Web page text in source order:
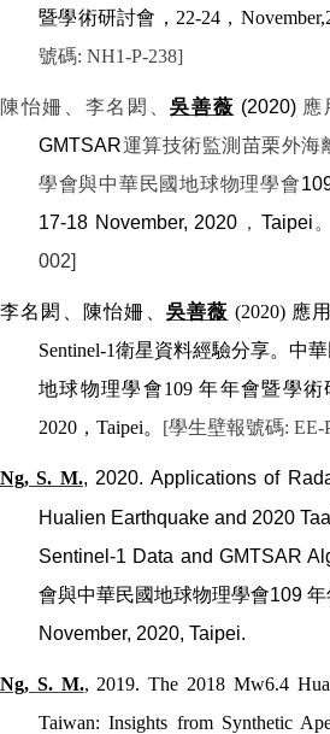
暨學術研討會 ， 22-24，
號碼: NH1-P-238]
陳怡姍、李名閎、吳善薇 (2020) 應
GMTSAR運算技術監測苗栗外海
學會與中華民國地球物理學會
17-18 November, 2020 ， Taipei 。
002]
李名閎、陳怡姍、 吳善薇 (2020) 應用
Sentinel-1衛星資料經驗分享。中
地球物理學會109年年會暨學術
2020 ， Taipei。 [學生壁報號碼: EE-
Ng, S. M., 2020. Applications of
Hualien Earthquake and 2020
Sentinel-1 Data and GMTSAR
會與中華民國地球物理學會109 年
November, 2020, Taipei.
Ng, S. M., 2019. The 2018 Mw6.4
Taiwan: Insights from Synthetic